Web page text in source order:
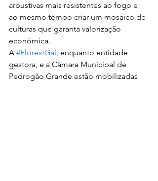
arbustivas mais resistentes ao fogo e
ao mesmo tempo criar um mosaico de
culturas que garanta valorização
económica.
A #FlorestGal , enquanto entidade
gestora, e a Câmara Municipal de
Pedrogão Grande estão mobilizadas